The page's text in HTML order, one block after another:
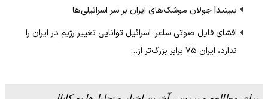
ببینید| جولان موشک‌های ایران بر سر اسرائیلی‌ها
افشای فایل صوتی ساعر: اسرائیل توانایی تغییر رژیم در ایران را
ندارد، ایران ۷۵ برابر بزرگ‌تر از…